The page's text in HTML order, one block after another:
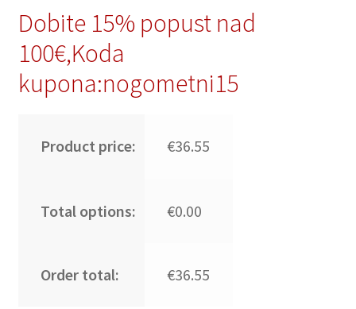
Dobite 15% popust nad
100€,Koda
kupona:nogometni15
Product price: €36.55
Total options: €0.00
Order total: €36.55